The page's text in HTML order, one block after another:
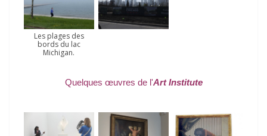
Les plages des
bords du lac
Michigan.
Quelques œuvres de l'Art Institute